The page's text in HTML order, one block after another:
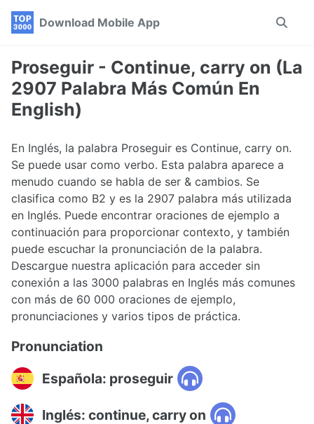
Skip
navigation
Skip
Skip
Download Mobile App
Toggle
Proseguir - Continue, carry on (La
2907 Palabra Más Común En
English)
En Inglés, la palabra Proseguir es Continue, carry on.
Se puede usar como verbo. Esta palabra aparece a
menudo cuando se habla de ser & cambios. Se
clasifica como B2 y es la 2907 palabra más utilizada
en Inglés. Puede encontrar oraciones de ejemplo a
continuación para proporcionar contexto, y también
puede escuchar la pronunciación de la palabra.
Descargue nuestra aplicación para acceder sin
conexión a las 3000 palabras en Inglés más comunes
con más de 60 000 oraciones de ejemplo,
pronunciaciones y varios tipos de práctica.
Pronunciation
Española: proseguir
Inglés: continue, carry on